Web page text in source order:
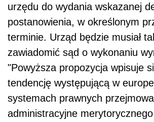
urzędu do wydania wskazanej
postanowienia, w określonym
terminie. Urząd będzie musiał
zawiadomić sąd o wykonaniu
"Powyższa propozycja wpisuje
tendencję występującą w
systemach prawnych
administracyjne